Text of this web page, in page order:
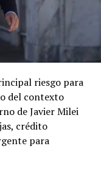
riesgo para
del contexto
de Javier Milei
crédito
para